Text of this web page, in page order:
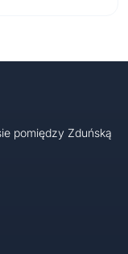
pomiędzy Zduńską